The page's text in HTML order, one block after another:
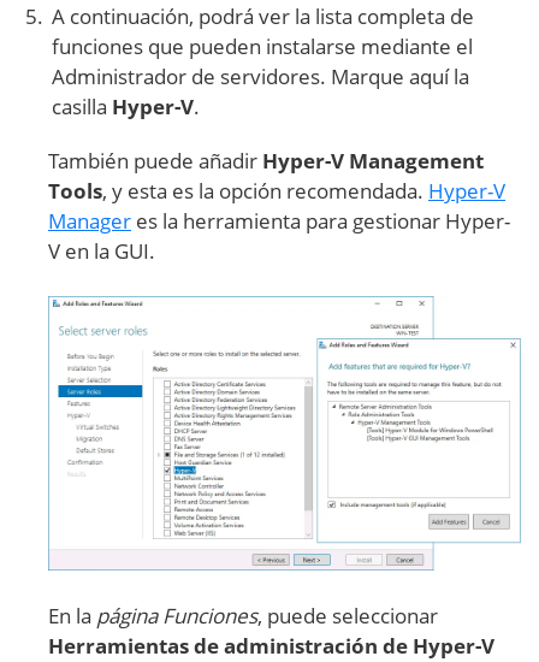
A continuación, podrá ver la lista completa de
funciones que pueden instalarse mediante el
Administrador de servidores. Marque aquí la
casilla Hyper-V.
También puede añadir Hyper-V Management
Tools, y esta es la opción recomendada. Hyper-V
Manager es la herramienta para gestionar Hyper-
V en la GUI.
En la página Funciones, puede seleccionar
Herramientas de administración de Hyper-V